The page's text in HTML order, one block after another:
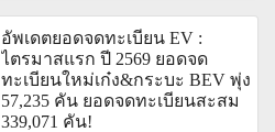
อัพเดตยอดจดทะเบียน EV :
ไตรมาสแรก ปี 2569 ยอดจด
ทะเบียนใหม่เก๋ง&กระบะ BEV พุ่ง
57,235 คัน ยอดจดทะเบียนสะสม
339,071 คัน!